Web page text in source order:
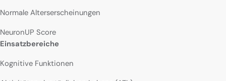
Normale Alterserscheinungen
NeuronUP Score
Einsatzbereiche
Kognitive Funktionen